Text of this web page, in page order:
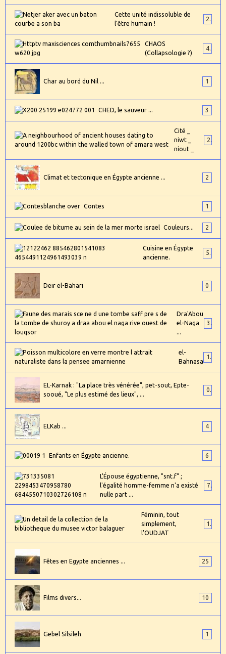
Cette unité indissoluble de
l’être humain !
2
CHAOS
(Collapsologie ?)
4
Char au bord du Nil ... 1
CHED, le sauveur ... 3
Cité _
niwt _
niout _
2
Climat et tectonique en Égypte ancienne ... 2
Contes 1
Couleurs... 2
Cuisine en Égypte
ancienne.
5
Deir el-Bahari 0
Dra'Abou
el-Naga
...
3
el-
Bahnasa
1
EL-Karnak : "La place très vénérée", pet-sout, Epte-
sooué, "Le plus estimé des lieux", ...
0
ELKab ... 4
Enfants en Égypte ancienne. 6
L'Épouse égyptienne, "snt.f" ;
l'égalité homme-femme n'a existé
nulle part ...
Féminin, tout
simplement,
l'OUDJAT
Fêtes en Egypte anciennes ... 25
Films divers... 10
Gebel Silsileh 1